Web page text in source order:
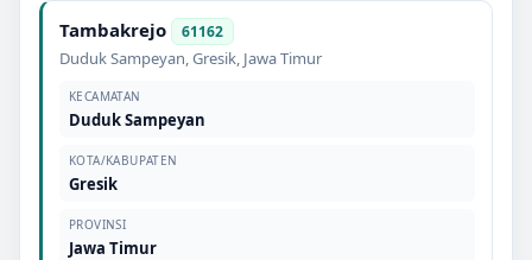
Tambakrejo 61162
Duduk Sampeyan,Gresik, Jawa Timur
KECAMATAN
Duduk Sampeyan
KOTA/KABUPATEN
Gresik
PROVINSI
Jawa Timur